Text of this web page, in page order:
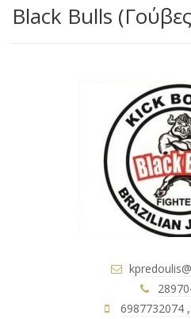
Black Bulls
6987732074